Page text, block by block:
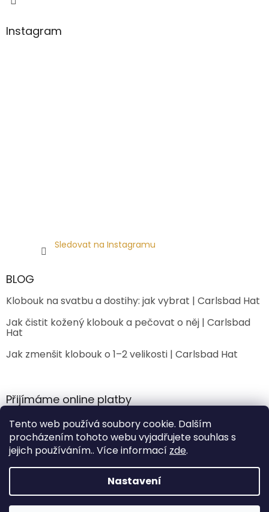
Tento web používá soubory cookie. Dalším
procházením tohoto webu vyjadřujete souhlas s
jejich používáním.. Více informací zde.
Nastavení
Instagram
Sledovat na Instagramu
BLOG
Klobouk na svatbu a dostihy: jak vybrat | Carlsbad Hat
Jak čistit kožený klobouk a pečovat o něj | Carlsbad
Hat
Jak zmenšit klobouk o 1–2 velikosti | Carlsbad Hat
Přijímáme online platby
Vytvořil Shoptet Premium